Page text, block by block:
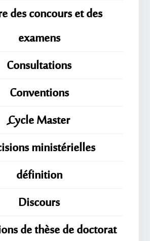
des concours et des
examens
Consultations
Conventions
ِِِCycle Master
ministérielles
définition
Discours
de thèse de doctorat